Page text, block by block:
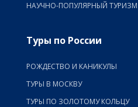
НАУЧНО-ПОПУЛЯРНЫЙ ТУРИЗМ
Туры по России
РОЖДЕСТВО И КАНИКУЛЫ
ТУРЫ В МОСКВУ
ТУРЫ ПО ЗОЛОТОМУ КОЛЬЦУ